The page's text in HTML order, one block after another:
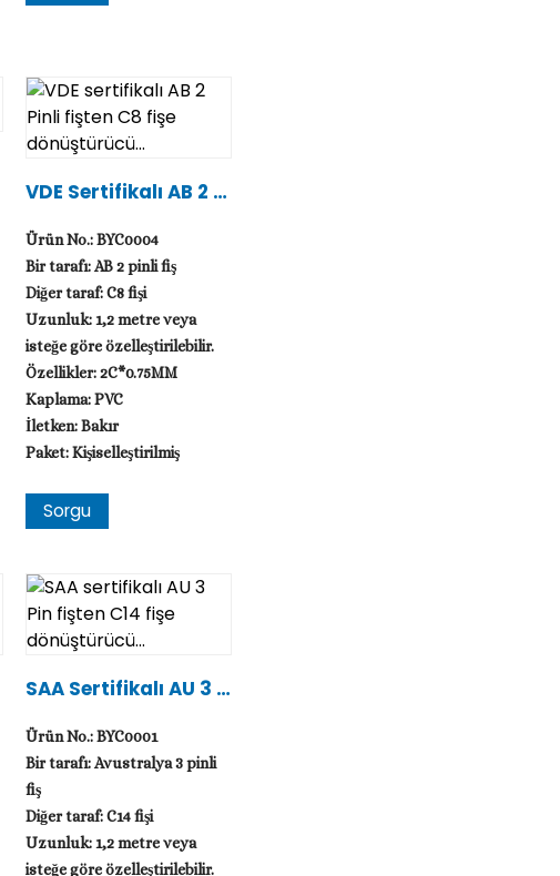
VDE Sertifikalı AB 2 Pi
Üştürücü...
Ürün No.: BYC0004
Bir tarafı: AB 2 pinli fiş
Diğer taraf: C8 fişi
Uzunluk: 1,2 metre veya
isteğe göre özelleştirilebilir.
Özellikler: 2C*0.75MM
Kaplama: PVC
İletken: Bakır
Paket: Kişiselleştirilmiş
Sorgu
SAA Sertifikalı AU 3 P
Üştürücü...
Ürün No.: BYC0001
Bir tarafı: Avustralya 3 pinli
fiş
Diğer taraf: C14 fişi
Uzunluk: 1,2 metre veya
isteğe göre özelleştirilebilir.